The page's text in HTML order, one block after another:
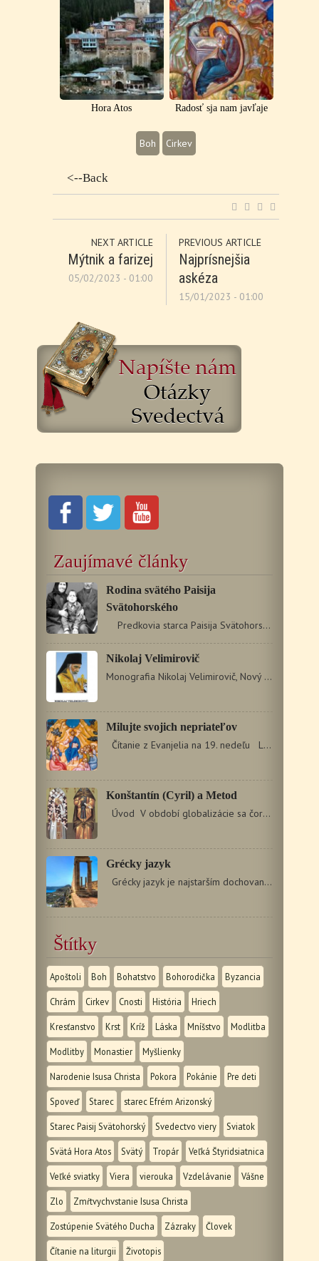
Hora Atos Radosť sja nam javľaje
Boh Cirkev
<--Back
NEXT ARTICLE
Mýtnik a farizej
05/02/2023 - 01:00
PREVIOUS ARTICLE
Najprísnejšia
askéza
15/01/2023 - 01:00
Zaujímavé články
Rodina svätého Paisija
Svätohorského
Predkovia starca Paisija Svätohorského sa vyznačovali…
Nikolaj Velimirovič
Monografia Nikolaj Velimirovič, Nový Zlatoústy predstavuje…
Milujte svojich nepriateľov
Čítanie z Evanjelia na 19. nedeľu Lk 6, 31 –…
Konštantín (Cyril) a Metod
Úvod V období globalizácie sa čoraz častejšie stretávame…
Grécky jazyk
Grécky jazyk je najstarším dochovaným jazykom Európy.…
Štítky
Apoštoli Boh Bohatstvo Bohorodička Byzancia
Chrám Cirkev Cnosti História Hriech
Kresťanstvo Krst Kríž Láska Mníšstvo Modlitba
Modlitby Monastier Myšlienky
Narodenie Isusa Christa Pokora Pokánie Pre deti
Spoveď Starec starec Efrém Arizonský
Starec Paisij Svätohorský Svedectvo viery Sviatok
Svätá Hora Atos Svätý Tropár Veľká Štyridsiatnica
Veľké sviatky Viera vierouka Vzdelávanie Vášne
Zlo Zmŕtvychvstanie Isusa Christa
Zostúpenie Svätého Ducha Zázraky Človek
Čítanie na liturgii Životopis